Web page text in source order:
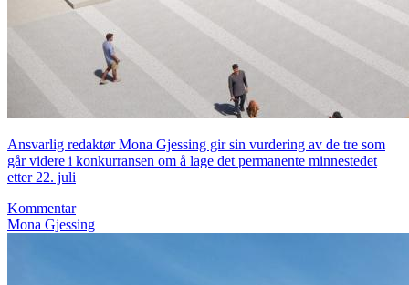
Ansvarlig redaktør Mona Gjessing gir sin vurdering av de tre som
går videre i konkurransen om å lage det permanente minnestedet
etter 22. juli
Kommentar
Mona Gjessing